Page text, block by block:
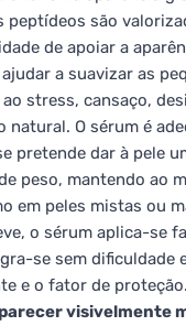
peptídeos são
de apoiar a
a suavizar as
stress, cansaço,
natural. O sérum é
pretende dar à pele
peso, mantendo ao
em peles mistas ou
o sérum aplica-se
se sem dificuldade
e o fator de proteção.
visivelmente